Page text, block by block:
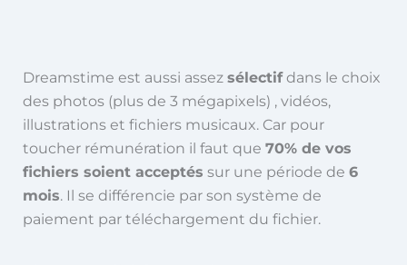
Dreamstime est aussi assez sélectifdans le choix
des photos (plus de 3 mégapixels) , vidéos,
illustrations et fichiers musicaux. Car pour
toucher rémunération il faut que 70% de vos
fichiers soient acceptés sur une période de 6
mois. Il se différencie par son système de
paiement par téléchargement du fichier.